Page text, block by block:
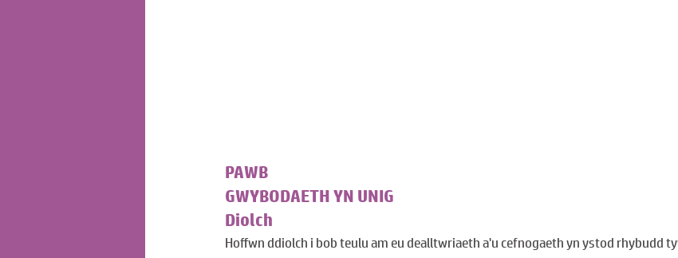
PAWB
GWYBODAETH YN UNIG
Diolch
Hoffwn ddiolch i bob teulu am eu dealltwriaeth a'u cefnogaeth yn ystod rhybudd